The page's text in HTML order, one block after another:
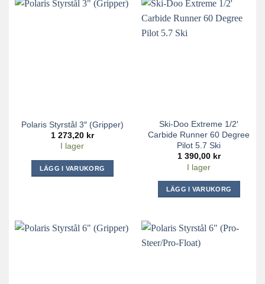
Polaris Styrstål 3″ (Gripper)
1 273,20 kr
I lager
LÄGG I VARUKORG
Ski-Doo Extreme 1/2′
Carbide Runner 60 Degree
Pilot 5.7 Ski
1 390,00 kr
I lager
LÄGG I VARUKORG